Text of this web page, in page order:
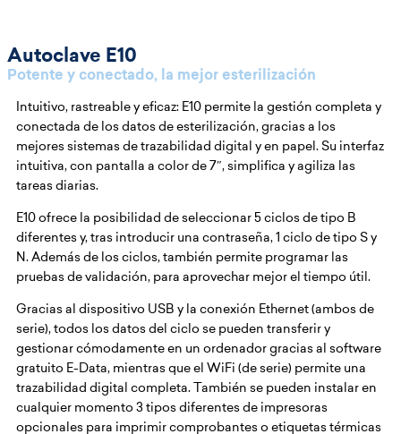
Autoclave E10
Potente y conectado, la mejor esterilización
Intuitivo, rastreable y eficaz: E10 permite la gestión completa y
conectada de los datos de esterilización, gracias a los
mejores sistemas de trazabilidad digital y en papel. Su interfaz
intuitiva, con pantalla a color de 7″, simplifica y agiliza las
tareas diarias.
E10 ofrece la posibilidad de seleccionar 5 ciclos de tipo B
diferentes y, tras introducir una contraseña, 1 ciclo de tipo S y
N. Además de los ciclos, también permite programar las
pruebas de validación, para aprovechar mejor el tiempo útil.
Gracias al dispositivo USB y la conexión Ethernet (ambos de
serie), todos los datos del ciclo se pueden transferir y
gestionar cómodamente en un ordenador gracias al software
gratuito E-Data, mientras que el WiFi (de serie) permite una
trazabilidad digital completa. También se pueden instalar en
cualquier momento 3 tipos diferentes de impresoras
opcionales para imprimir comprobantes o etiquetas térmicas